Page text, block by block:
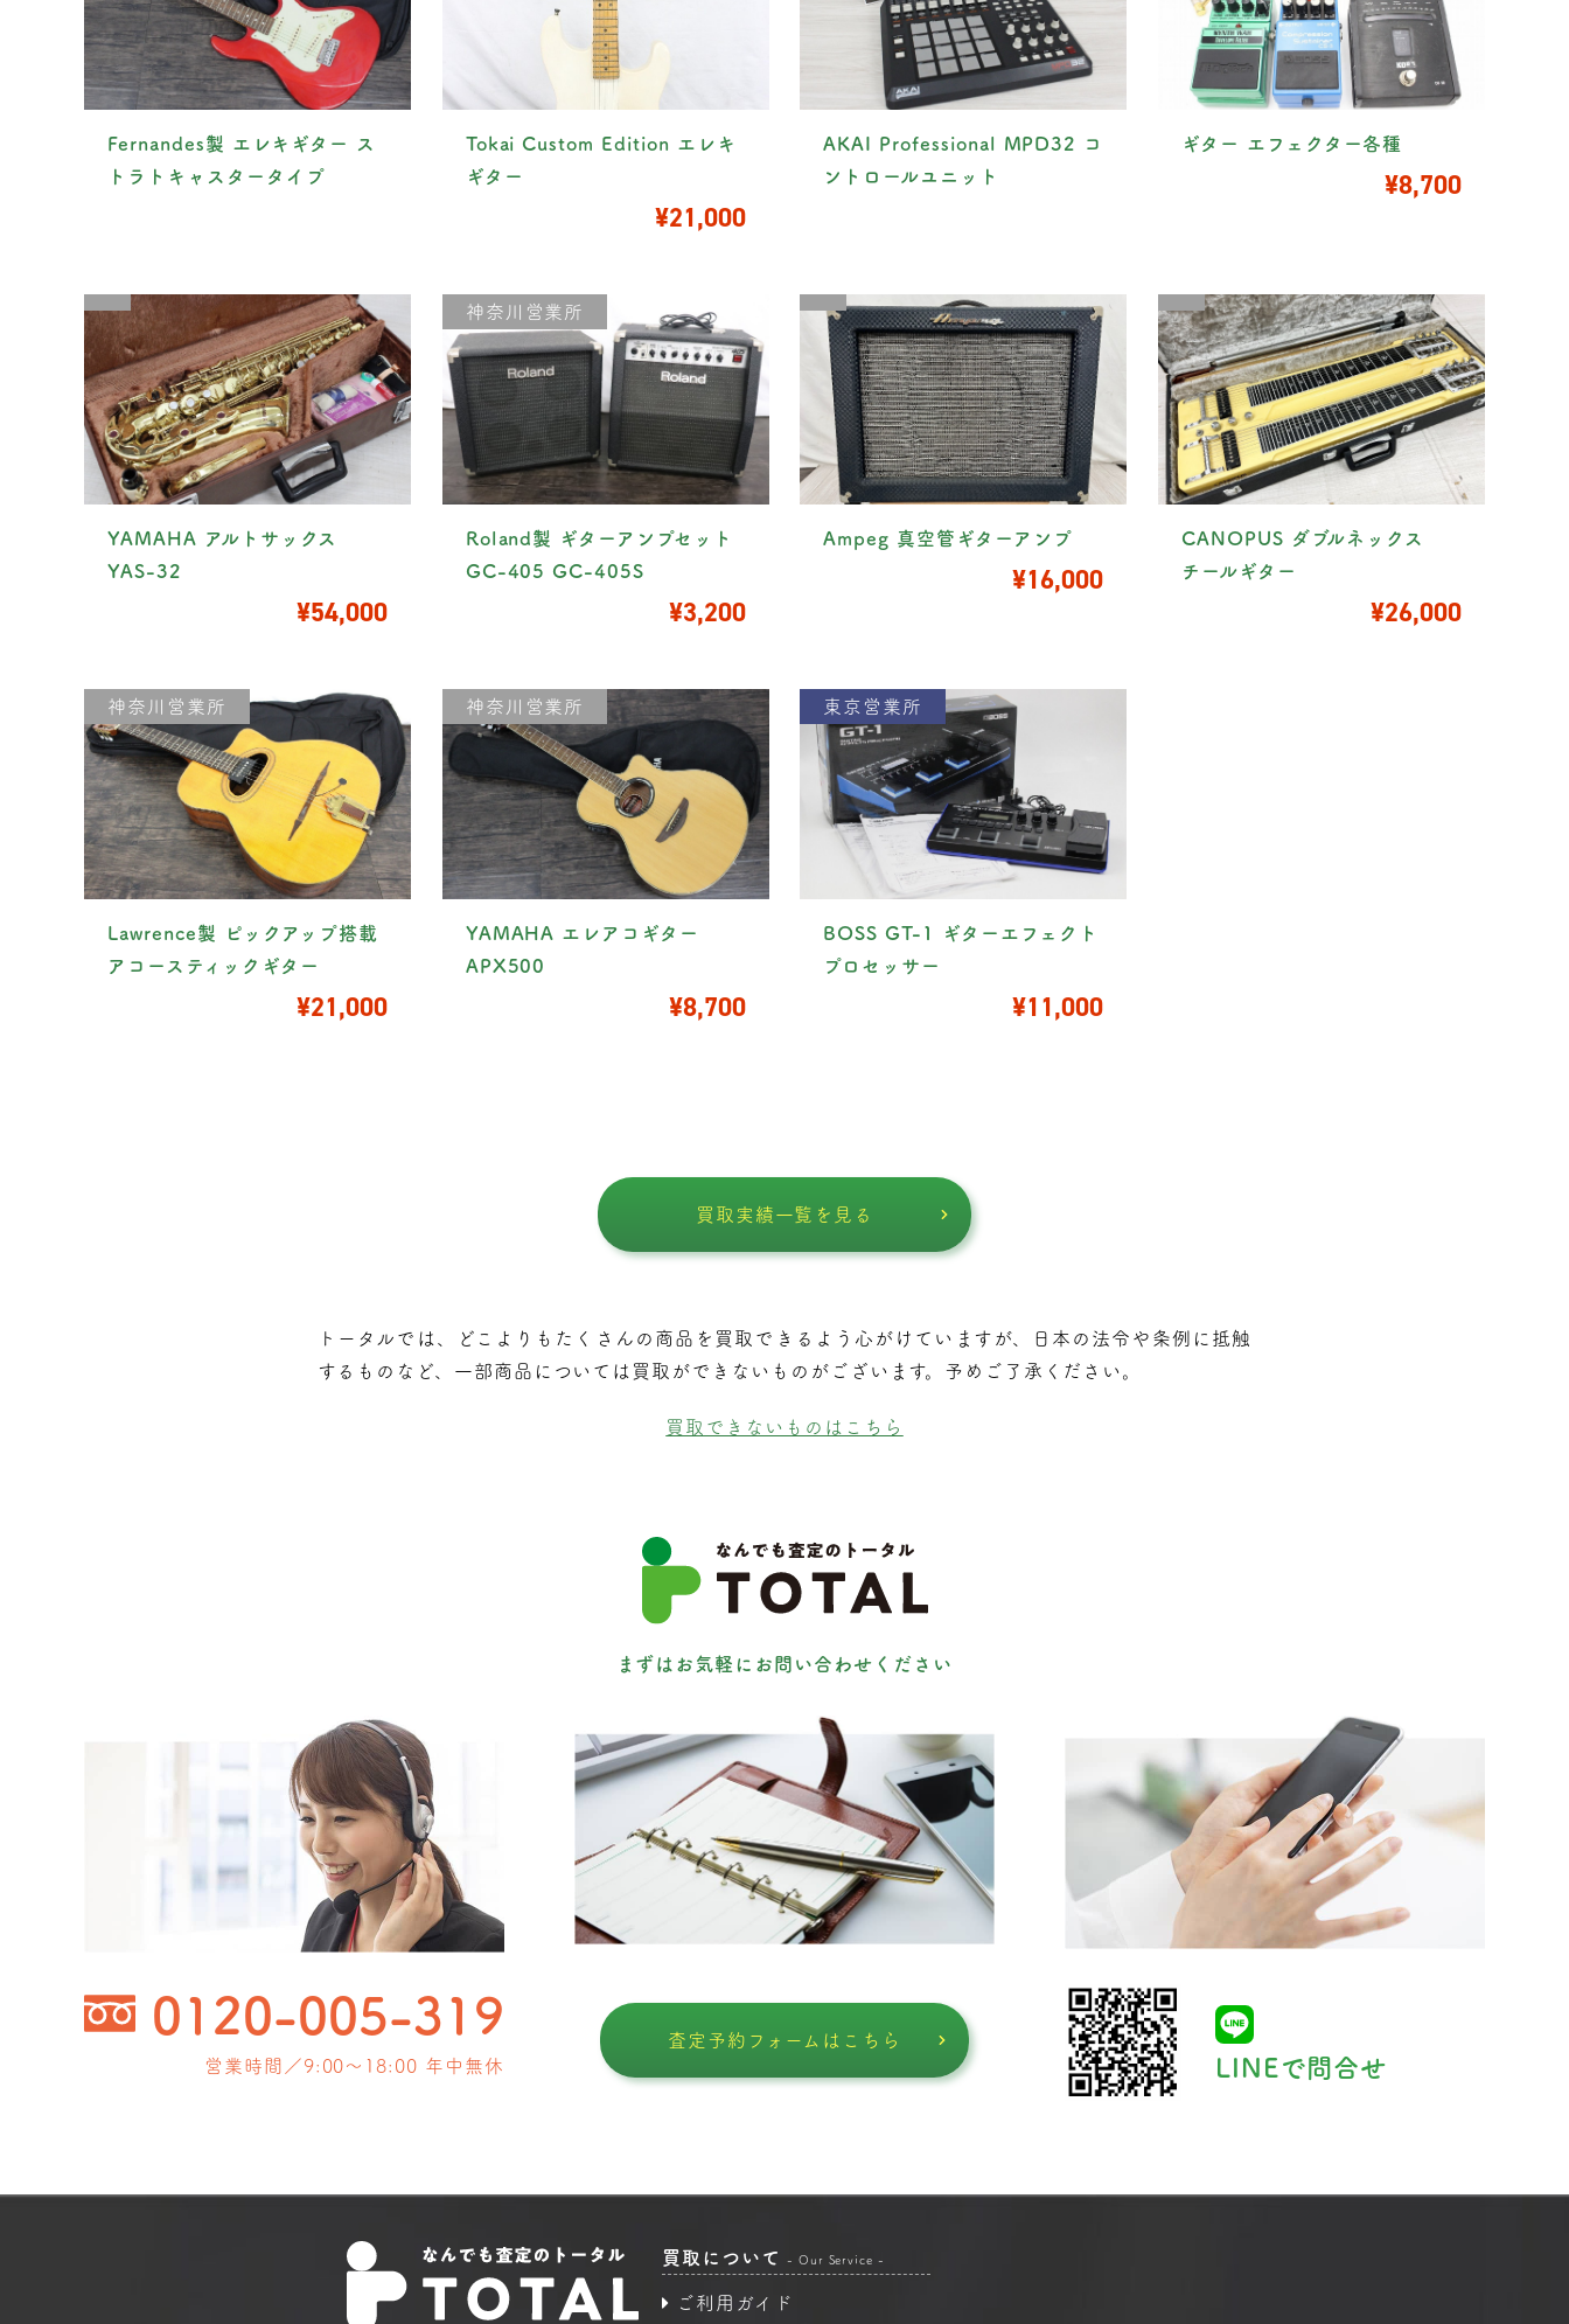
Fernandes製 エレキギター ス
トラトキャスタータイプ
Tokai Custom Edition エレキ
ギター
¥21,000
AKAI Professional MPD32 コ
ントロールユニット
ギター エフェクター各種
¥8,700
YAMAHA アルトサックス
YAS-32
¥54,000
神奈川営業所
Roland製 ギターアンプセット
GC-405 GC-405S
¥3,200
Ampeg 真空管ギターアンプ
¥16,000
CANOPUS ダブルネックス
チールギター
¥26,000
神奈川営業所
Lawrence製 ピックアップ搭載
アコースティックギター
¥21,000
神奈川営業所
YAMAHA エレアコギター
APX500
¥8,700
東京営業所
BOSS GT-1 ギターエフェクト
プロセッサー
¥11,000
買取実績一覧を見る
トータルでは、どこよりもたくさんの商品を買取できるよう⼼がけていますが、⽇本の法令や条例に抵触
するものなど、⼀部商品については買取ができないものがございます。予めご了承ください。
買取できないものはこちら
まずはお気軽にお問い合わせください
0120-005-319
営業時間／9:00〜18:00 年中無休
査定予約フォームはこちら
LINEで問合せ
買取について - Our Service -
ご利用ガイド